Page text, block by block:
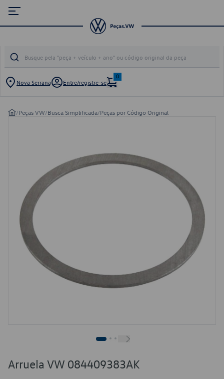
Nova Serrana Entre/registre-se
0
/Peças VW/Busca Simplificada/Peças por Código Original
Arruela VW 084409383AK